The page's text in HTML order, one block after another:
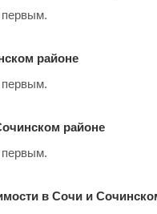
районе
районе
в Сочи и